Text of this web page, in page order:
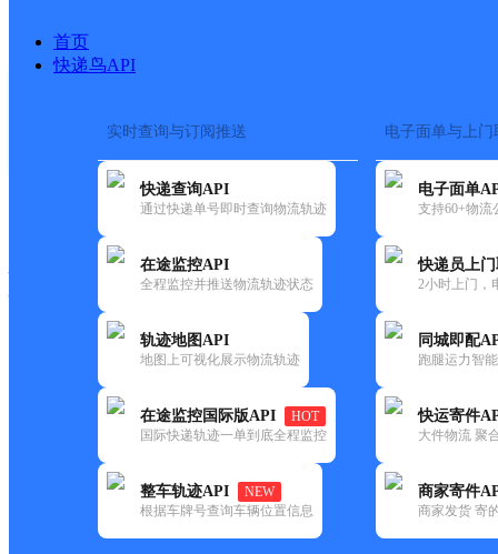
首页
快递鸟API
实时查询与订阅推送
快递查询API
通过快递单号即时查询物流轨迹
在途监控API
全程监控并推送物流轨迹状态
轨迹地图API
地图上可视化展示物流轨迹
在途监控国际版API
HOT
国际快递轨迹一单到底全程监控
整车轨迹API
NEW
根据车牌号查询车辆位置信息
电子面单与上门
电子面单
支持60+物流
快递员上
2小时上门，
同城即配
跑腿运力智
快运寄件
大件物流 聚
商家寄件
商家发货 寄
快运大全 快递时效
韵达
云南主城区公司昌宁县服务部
更新时间：2022-07-14 00:00:00